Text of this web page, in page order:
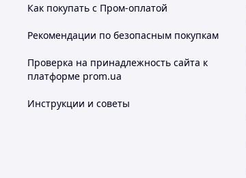
Как покупать с Пром-оплатой
Рекомендации по безопасным покупкам
Проверка на принадлежность сайта к
платформе prom.ua
Инструкции и советы